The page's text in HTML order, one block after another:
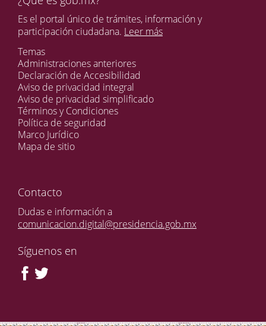
Es el portal único de trámites, información y
participación ciudadana. Leer más
Temas
Administraciones anteriores
Declaración de Accesibilidad
Aviso de privacidad integral
Aviso de privacidad simplificado
Términos y Condiciones
Política de seguridad
Marco Jurídico
Mapa de sitio
Contacto
Dudas e información a
comunicacion.digital@presidencia.gob.mx
Síguenos en